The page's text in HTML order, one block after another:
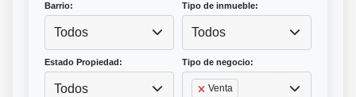
Barrio:
Todos
Tipo de inmueble:
Todos
Estado Propiedad:
Todos
Tipo de negocio:
Venta